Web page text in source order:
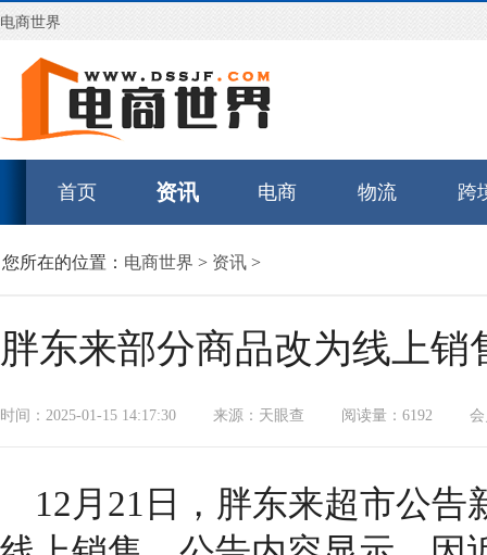
电商世界
首页 资讯 电商 物流 跨
您所在的位置： 电商世界 > 资讯 >
胖东来部分商品改为线上销
时间：2025-01-15 14:17:30 来源：天眼查 阅读量：6192
12月21日，胖东来超市公